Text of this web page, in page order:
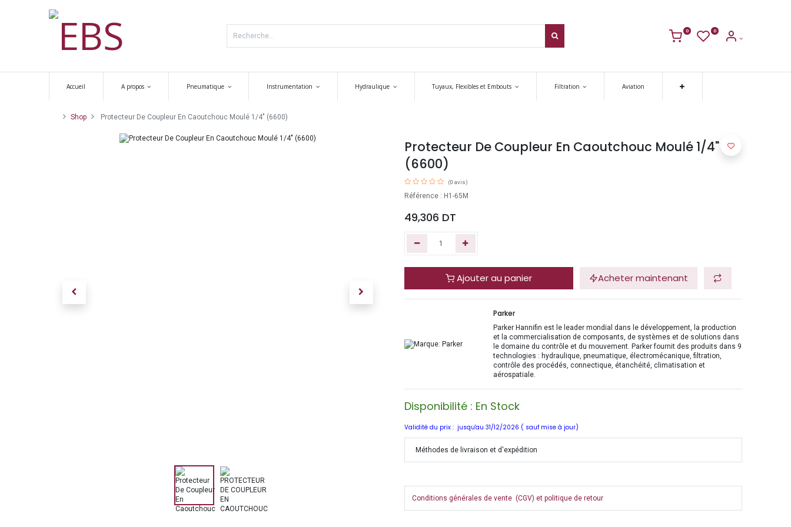
0 0
Accueil A propos Pneumatique Instrumentation Hydraulique Tuyaux, Flexibles et Embouts Filtration Aviation
Shop Protecteur De Coupleur En Caoutchouc Moulé 1/4" (6600)
Protecteur De Coupleur En Caoutchouc Moulé 1/4"
(6600)
(0 avis)
Référence : H1-65M
49,306 DT
Ajouter au panier Acheter maintenant
Parker
Parker Hannifin est le leader mondial dans le développement, la production
et la commercialisation de composants, de systèmes et de solutions dans
le domaine du contrôle et du mouvement. Parker fournit des produits dans 9
technologies : hydraulique, pneumatique, électromécanique, filtration,
contrôle des procédés, connectique, étanchéité, climatisation et
aérospatiale.
Disponibilité : En Stock
Validité du prix : jusqu'au 31/12/2026 ( sauf mise à jour)
Méthodes de livraison et d'expédition
Conditions générales de vente (CGV) et politique de retour